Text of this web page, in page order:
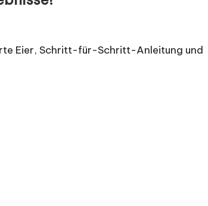
Eier, Schritt-für-Schritt-Anleitung und